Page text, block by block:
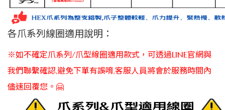
各爪系列線圈適用說明：
※如不確定爪系列/爪型線圈適用款式，可透過LINE官網與
我們聯繫確認,避免下單有誤唷,客服人員將會於服務時間內
儘速回覆您。🤗